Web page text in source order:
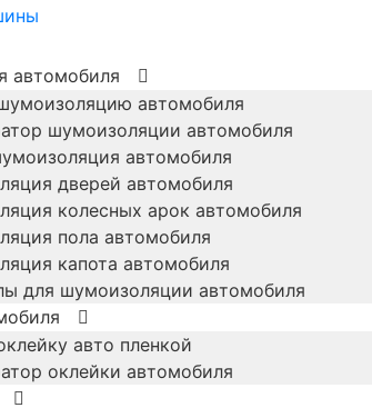
автомобиля
автомобиля
шумоизоляции автомобиля
автомобиля
дверей автомобиля
колесных арок автомобиля
пола автомобиля
капота автомобиля
для шумоизоляции автомобиля
авто пленкой
оклейки автомобиля